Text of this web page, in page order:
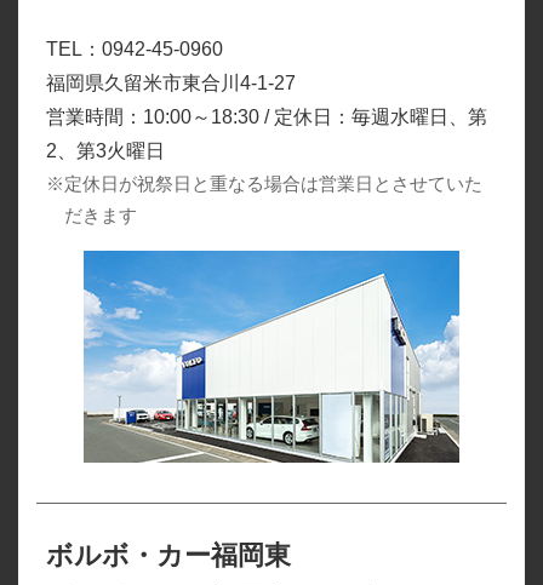
TEL：0942-45-0960
福岡県久留米市東合川4-1-27
営業時間：10:00～18:30 / 定休日：毎週水曜日、第
2、第3火曜日
※定休日が祝祭日と重なる場合は営業日とさせていた
だきます
ボルボ・カー福岡東